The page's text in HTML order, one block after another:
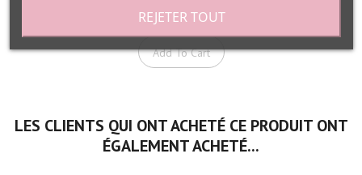
18 protèges slip coton bio naturels...
Add To Cart
LES CLIENTS QUI ONT ACHETÉ CE PRODUIT ONT
ÉGALEMENT ACHETÉ...
REJETER TOUT